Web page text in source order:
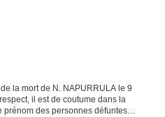
la mort de N. NAPURRULA le 9
il est de coutume dans la
des personnes défuntes